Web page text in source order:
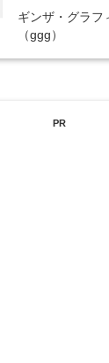
ギンザ・グラフ
（ggg）
PR